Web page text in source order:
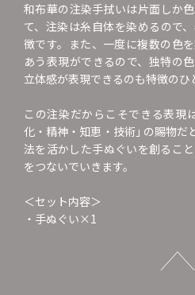
和布華の注染手拭いは片面しか
て、注染は糸自体を染めるので
徴です。また、一度に複数の色
あう表現ができるので、独特の
立体感が表現できるのも特徴のひ
この注染だからこそできる表現
化・精神・知恵・技術｣ の賜物だ
法を活かした手ぬぐいを創るこ
をつないでいきます。
＜セット内容＞
・手ぬぐい×1